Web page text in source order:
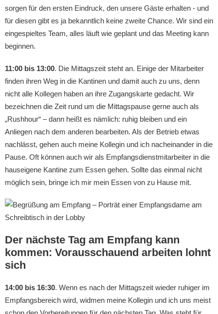
sorgen für den ersten Eindruck, den unsere Gäste erhalten - und
für diesen gibt es ja bekanntlich keine zweite Chance. Wir sind ein
eingespieltes Team, alles läuft wie geplant und das Meeting kann
beginnen.
11:00 bis 13:00. Die Mittagszeit steht an. Einige der Mitarbeiter
finden ihren Weg in die Kantinen und damit auch zu uns, denn
nicht alle Kollegen haben an ihre Zugangskarte gedacht. Wir
bezeichnen die Zeit rund um die Mittagspause gerne auch als
„Rushhour“ – dann heißt es nämlich: ruhig bleiben und ein
Anliegen nach dem anderen bearbeiten. Als der Betrieb etwas
nachlässt, gehen auch meine Kollegin und ich nacheinander in die
Pause. Oft können auch wir als Empfangsdienstmitarbeiter in die
hauseigene Kantine zum Essen gehen. Sollte das einmal nicht
möglich sein, bringe ich mir mein Essen von zu Hause mit.
Der nächste Tag am Empfang kann
kommen: Vorausschauend arbeiten lohnt
sich
14:00 bis 16:30. Wenn es nach der Mittagszeit wieder ruhiger im
Empfangsbereich wird, widmen meine Kollegin und ich uns meist